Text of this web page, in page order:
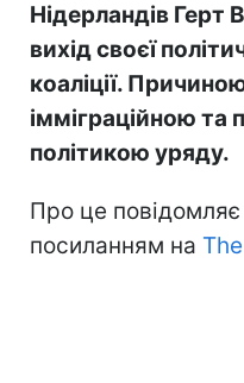
Нідерландів Герт
вихід своєї
коаліції.
імміграційною та
політикою уряду.
Про це повідомляє
посиланням на